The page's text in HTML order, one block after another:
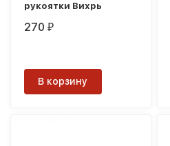
рукоятки Вихрь
270₽
В корзину